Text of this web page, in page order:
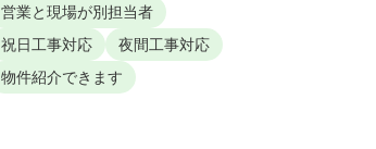
営業と現場が別担当者
祝日工事対応
夜間工事対応
物件紹介できます